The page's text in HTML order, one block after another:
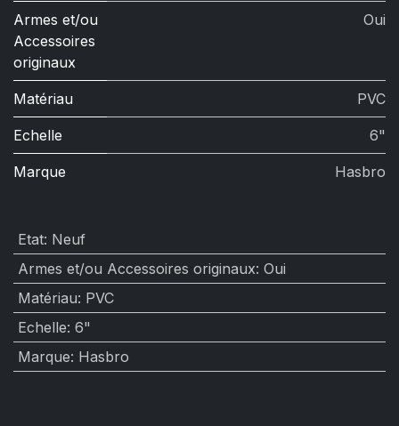
Armes et/ou
Accessoires
originaux
Oui
Matériau PVC
Echelle 6"
Marque Hasbro
Etat: Neuf
Armes et/ou Accessoires originaux: Oui
Matériau: PVC
Echelle: 6"
Marque: Hasbro